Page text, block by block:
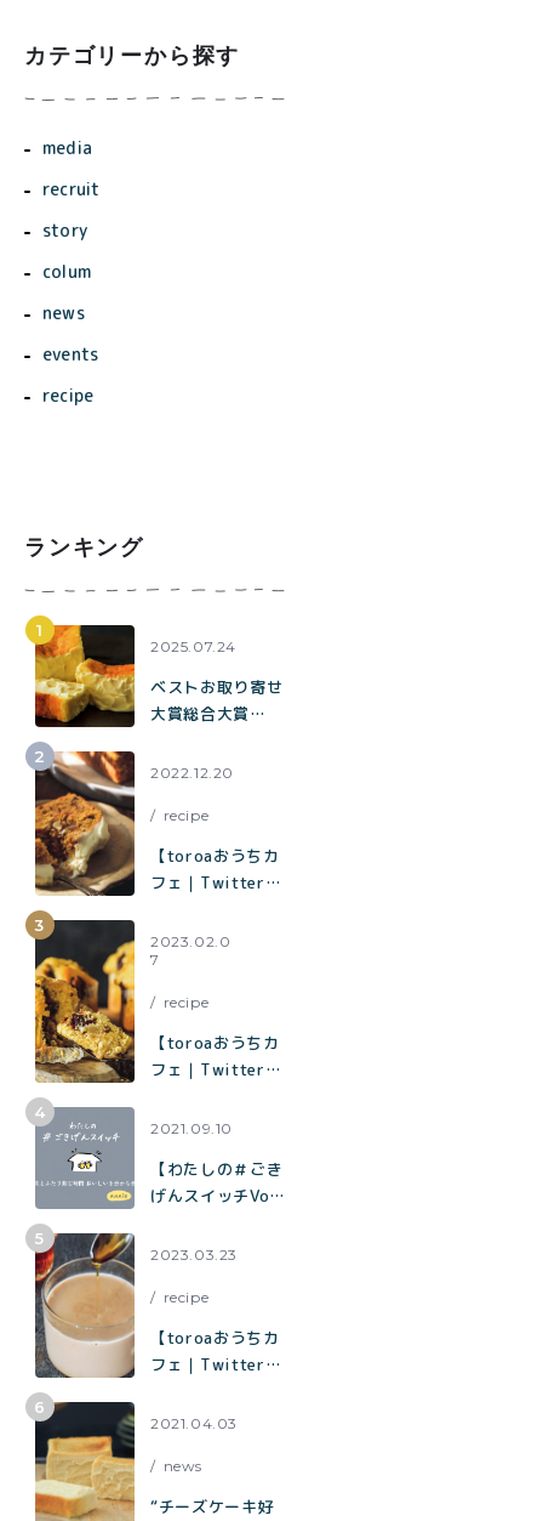
カテゴリーから探す
media
recruit
story
colum
news
events
recipe
ランキング
2025.07.24
ベストお取り寄せ
大賞総合大賞
の催事に出店中。
2022.12.20
recipe
【toroaおうちカ
フェ｜Twitterで
題】混ぜて焼くだ
けでお店の味「キ
の作り方
2023.02.0
7
recipe
【toroaおうちカ
フェ｜Twitterで
題】混ぜて焼くだ
ョコバナナマフィ
ン」の作り方
2021.09.10
【わたしの＃ごき
げんスイッチVol.
む時間 おいしい
2023.03.23
recipe
【toroaおうちカ
フェ｜Twitterで
題】烏龍茶がしっ
感たっぷり「烏龍
茶ラテ」
2021.04.03
news
“チーズケーキ好